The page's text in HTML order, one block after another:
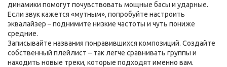
динамики помогут почувствовать мощные басы и ударные.
Если звук кажется «мутным», попробуйте настроить
эквалайзер – поднимите низкие частоты и чуть пониже
средние.
Записывайте названия понравившихся композиций. Создайте
собственный плейлист – так легче сравнивать группы и
находить новые треки, которые подходят именно вам.